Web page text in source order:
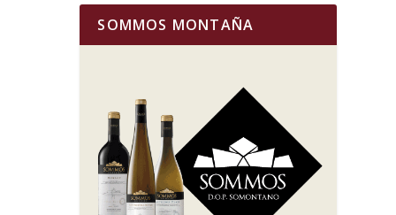
SOMMOS MONTAÑA